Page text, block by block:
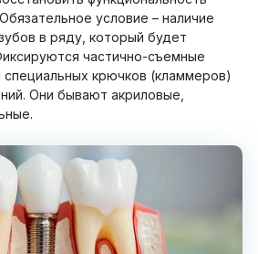
условие – наличие
в ряду, который будет
частично-съемные
крючков (кламмеров)
Они бывают акриловые,